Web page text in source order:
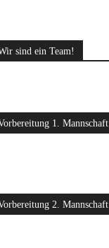
sind ein Team!
1. Mannschaft
2. Mannschaft